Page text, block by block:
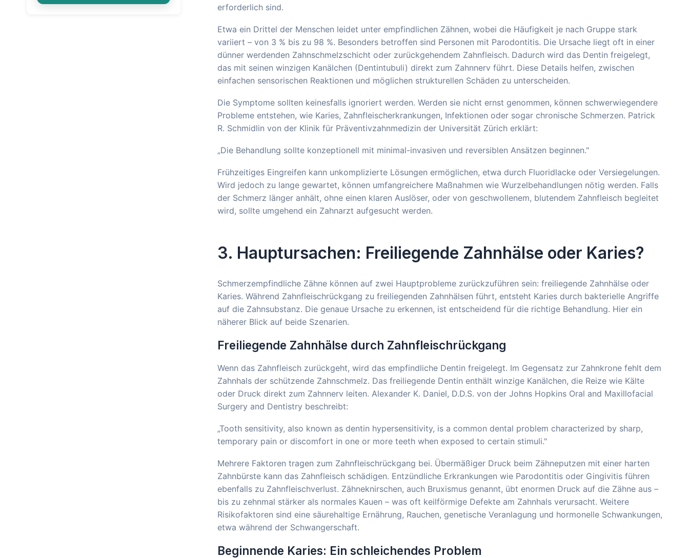
erforderlich sind.
Etwa ein Drittel der Menschen leidet unter empfindlichen Zähnen, wobei die Häufigkeit je nach Gruppe stark
variiert – von 3 % bis zu 98 %. Besonders betroffen sind Personen mit Parodontitis. Die Ursache liegt oft in einer
dünner werdenden Zahnschmelzschicht oder zurückgehendem Zahnfleisch. Dadurch wird das Dentin freigelegt,
das mit seinen winzigen Kanälchen (Dentintubuli) direkt zum Zahnnerv führt. Diese Details helfen, zwischen
einfachen sensorischen Reaktionen und möglichen strukturellen Schäden zu unterscheiden.
Die Symptome sollten keinesfalls ignoriert werden. Werden sie nicht ernst genommen, können schwerwiegendere
Probleme entstehen, wie Karies, Zahnfleischerkrankungen, Infektionen oder sogar chronische Schmerzen. Patrick
R. Schmidlin von der Klinik für Präventivzahnmedizin der Universität Zürich erklärt:
„Die Behandlung sollte konzeptionell mit minimal-invasiven und reversiblen Ansätzen beginnen."
Frühzeitiges Eingreifen kann unkomplizierte Lösungen ermöglichen, etwa durch Fluoridlacke oder Versiegelungen.
Wird jedoch zu lange gewartet, können umfangreichere Maßnahmen wie Wurzelbehandlungen nötig werden. Falls
der Schmerz länger anhält, ohne einen klaren Auslöser, oder von geschwollenem, blutendem Zahnfleisch begleitet
wird, sollte umgehend ein Zahnarzt aufgesucht werden.
3. Hauptursachen: Freiliegende Zahnhälse oder Karies?
Schmerzempfindliche Zähne können auf zwei Hauptprobleme zurückzuführen sein: freiliegende Zahnhälse oder
Karies. Während Zahnfleischrückgang zu freiliegenden Zahnhälsen führt, entsteht Karies durch bakterielle Angriffe
auf die Zahnsubstanz. Die genaue Ursache zu erkennen, ist entscheidend für die richtige Behandlung. Hier ein
näherer Blick auf beide Szenarien.
Freiliegende Zahnhälse durch Zahnfleischrückgang
Wenn das Zahnfleisch zurückgeht, wird das empfindliche Dentin freigelegt. Im Gegensatz zur Zahnkrone fehlt dem
Zahnhals der schützende Zahnschmelz. Das freiliegende Dentin enthält winzige Kanälchen, die Reize wie Kälte
oder Druck direkt zum Zahnnerv leiten. Alexander K. Daniel, D.D.S. von der Johns Hopkins Oral and Maxillofacial
Surgery and Dentistry beschreibt:
„Tooth sensitivity, also known as dentin hypersensitivity, is a common dental problem characterized by sharp,
temporary pain or discomfort in one or more teeth when exposed to certain stimuli."
Mehrere Faktoren tragen zum Zahnfleischrückgang bei. Übermäßiger Druck beim Zähneputzen mit einer harten
Zahnbürste kann das Zahnfleisch schädigen. Entzündliche Erkrankungen wie Parodontitis oder Gingivitis führen
ebenfalls zu Zahnfleischverlust. Zähneknirschen, auch Bruxismus genannt, übt enormen Druck auf die Zähne aus –
bis zu zehnmal stärker als normales Kauen – was oft keilförmige Defekte am Zahnhals verursacht. Weitere
Risikofaktoren sind eine säurehaltige Ernährung, Rauchen, genetische Veranlagung und hormonelle Schwankungen,
etwa während der Schwangerschaft.
Beginnende Karies: Ein schleichendes Problem